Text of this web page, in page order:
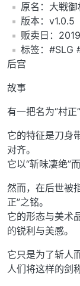
原名：大戦
️版本：v1.0.5
贩卖日：
标签：#SLG
后宫
故事
有一把名为“村正”
它的特征是刀身
对齐。
它以“斩味凄绝”
然而，在后世被
正”之铭。
它的形态与美术
的锐利与美感。
它只是为了斩人
人们将这样的剑